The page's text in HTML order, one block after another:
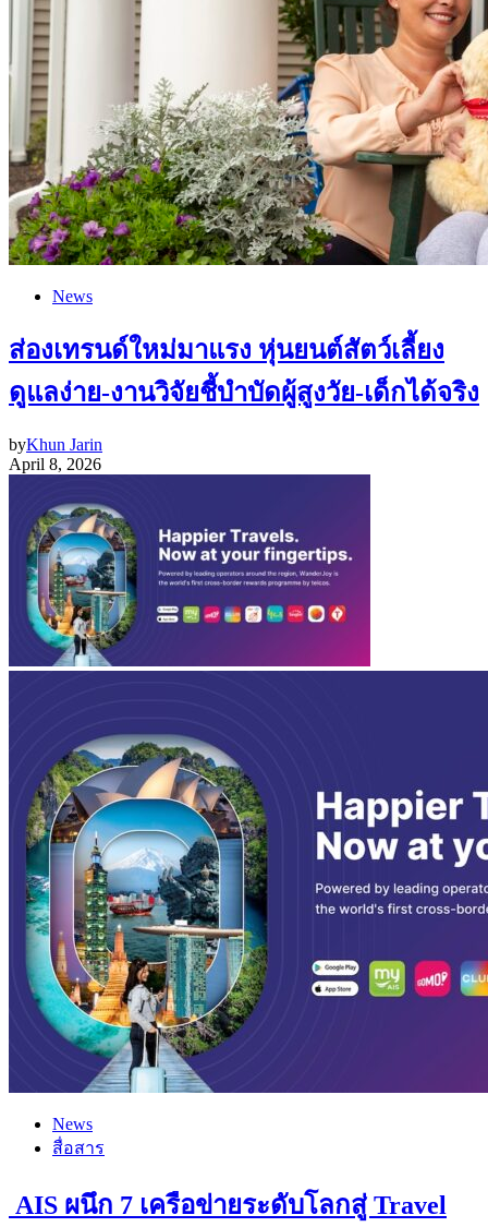
News
ส่องเทรนด์ใหม่มาแรง หุ่นยนต์สัตว์เลี้ยง
ดูแลง่าย-งานวิจัยชี้บำบัดผู้สูงวัย-เด็กได้จริง
byKhun Jarin
April 8, 2026
News
สื่อสาร
AIS ผนึก 7 เครือข่ายระดับโลกสู่ Travel